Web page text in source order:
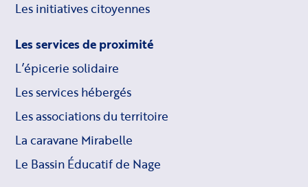
Les initiatives citoyennes
Les services de proximité
L’épicerie solidaire
Les services hébergés
Les associations du territoire
La caravane Mirabelle
Le Bassin Éducatif de Nage